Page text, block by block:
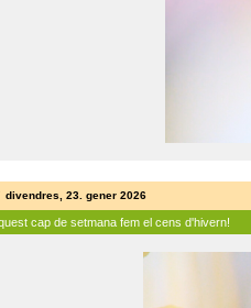
divendres, 23. gener 2026
cap de setmana fem el cens d'hivern!